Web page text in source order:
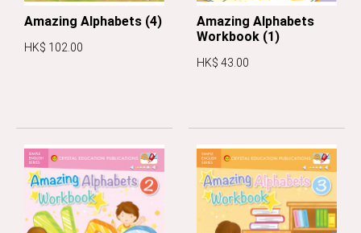
Amazing Alphabets (4)
HK$ 102.00
Amazing Alphabets
Workbook (1)
HK$ 43.00